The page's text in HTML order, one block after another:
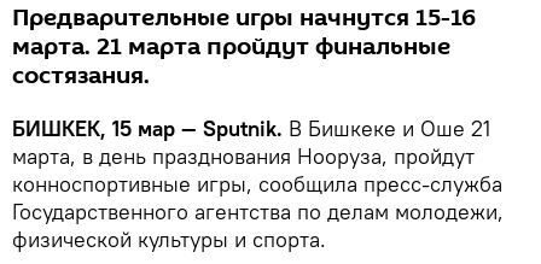
Предварительные игры начнутся 15-16
марта. 21 марта пройдут финальные
состязания.
БИШКЕК, 15 мар — Sputnik. В Бишкеке и Оше 21
марта, в день празднования Нооруза, пройдут
конноспортивные игры, сообщила пресс-служба
Государственного агентства по делам молодежи,
физической культуры и спорта.